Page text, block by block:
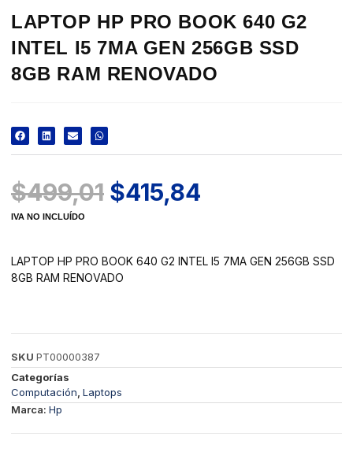
LAPTOP HP PRO BOOK 640 G2
INTEL I5 7MA GEN 256GB SSD
8GB RAM RENOVADO
$499,01 $415,84
IVA NO INCLUÍDO
LAPTOP HP PRO BOOK 640 G2 INTEL I5 7MA GEN 256GB SSD
8GB RAM RENOVADO
SKU PT00000387
Categorías
Computación Laptops
Marca: Hp